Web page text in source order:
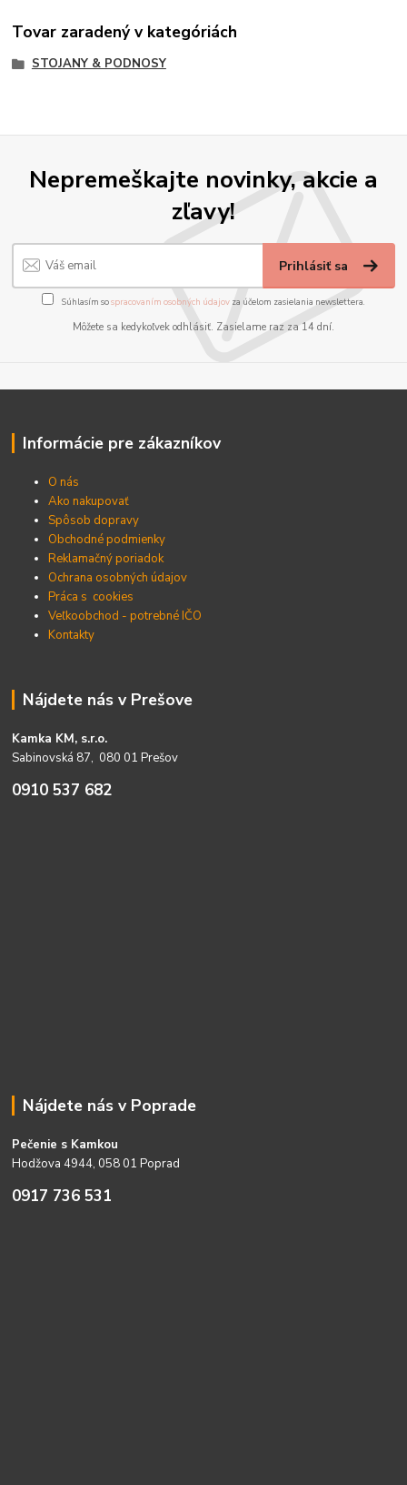
Tovar zaradený v kategóriách
STOJANY & PODNOSY
Nepremeškajte novinky, akcie a
zľavy!
Prihlásiť sa
Súhlasím sospracovaním osobných údajov za účelom zasielania newslettera.
Môžete sa kedykoľvek odhlásiť. Zasielame raz za 14 dní.
Informácie pre zákazníkov
O nás
Ako nakupovať
Spôsob dopravy
Obchodné podmienky
Reklamačný poriadok
Ochrana osobných údajov
Práca s cookies
Veľkoobchod - potrebné IČO
Kontakty
Nájdete nás v Prešove
Kamka KM, s.r.o.
Sabinovská 87, 080 01 Prešov
0910 537 682
Nájdete nás v Poprade
Pečenie s Kamkou
Hodžova 4944, 058 01 Poprad
0917 736 531